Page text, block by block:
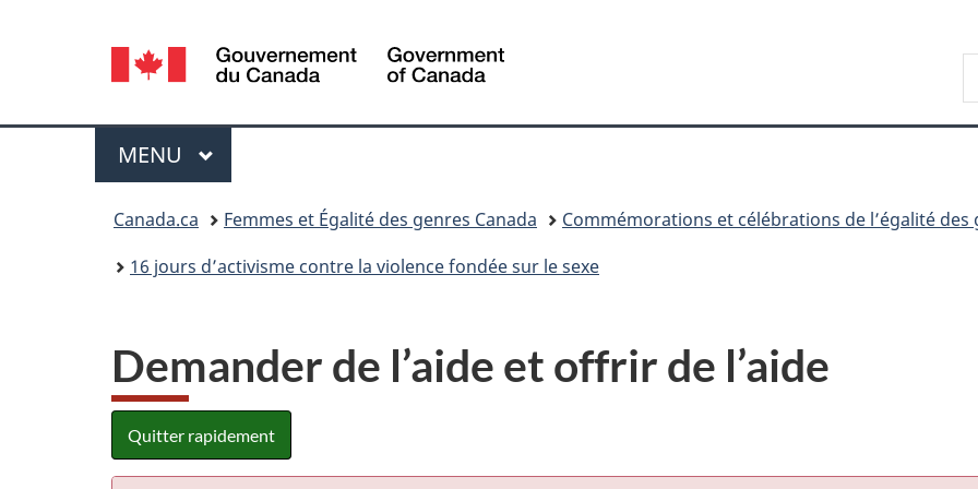
sujet
HTML
Sélection
de
la
langue
Canada
Menu
MENU PRINCIPAL
Canada.ca Femmes et Égalité des genres Canada
Commémorations et célébrations de l’égalité des
16 jours d’activisme contre la violence fondée sur le sexe
Demander de l’aide et offrir de l’aide
Quitter rapidement